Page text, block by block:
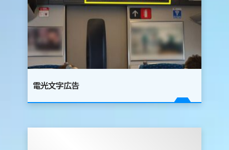
ニュース 会社概要
電光文字広告